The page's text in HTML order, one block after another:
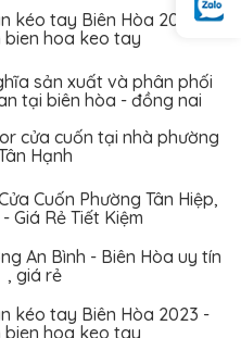
kéo tay Biên Hòa 2023 -
bien hoa keo tay
sản xuất và phân phối
tại biên hòa - đồng nai
cửa cuốn tại nhà phường
Hạnh
Cuốn Phường Tân Hiệp,
Giá Rẻ Tiết Kiệm
An Bình - Biên Hòa uy tín
, giá rẻ
kéo tay Biên Hòa 2023 -
bien hoa keo tay